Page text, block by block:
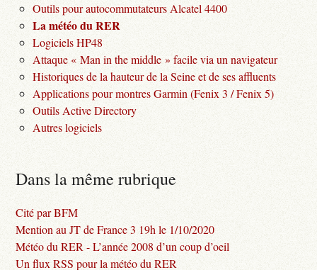
Outils pour autocommutateurs Alcatel 4400
La météo du RER
Logiciels HP48
Attaque « Man in the middle » facile via un navigateur
Historiques de la hauteur de la Seine et de ses affluents
Applications pour montres Garmin (Fenix 3 / Fenix 5)
Outils Active Directory
Autres logiciels
Dans la même rubrique
Cité par BFM
Mention au JT de France 3 19h le 1/10/2020
Météo du RER - L’année 2008 d’un coup d’oeil
Un flux RSS pour la météo du RER